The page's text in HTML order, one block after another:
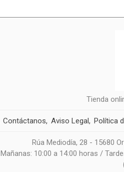
Tienda
Contáctanos Aviso Legal Política
Rúa Mediodía, 28 - 15680
Mañanas: 10:00 a 14:00 horas /